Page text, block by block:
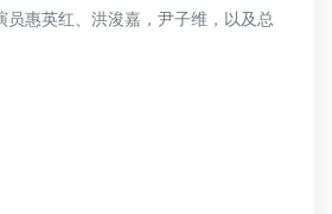
惠英红、洪浚嘉，尹子维，以及总